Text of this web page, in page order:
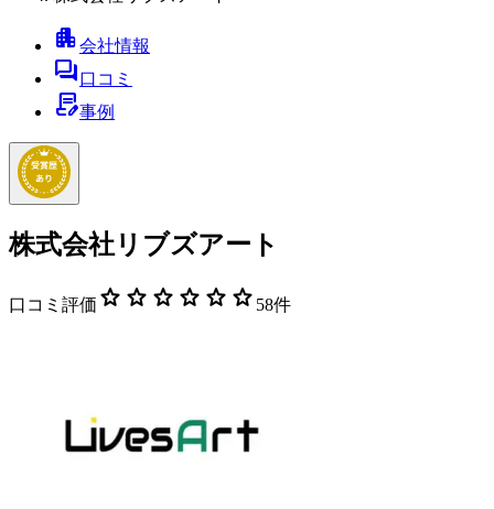
apartment会社情報
forum口コミ
contract_edit事例
株式会社リブズアート
口コミ評価 star star star star star star 58件